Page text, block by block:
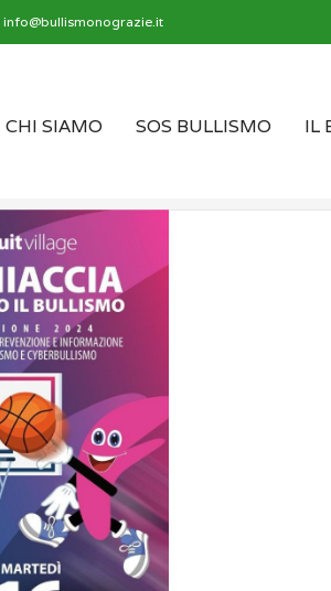
info@bullismonograzie.it
CHI SIAMO SOS BULLISMO IL